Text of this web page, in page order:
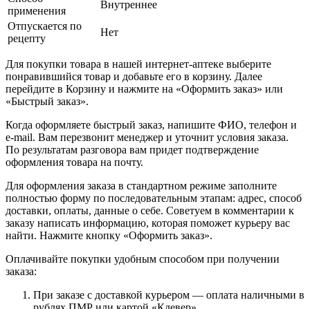
применения
Внутреннее
Отпускается по
рецепту
Нет
Для покупки товара в нашей интернет-аптеке выберите
понравившийся товар и добавьте его в корзину. Далее
перейдите в Корзину и нажмите на «Оформить заказ» или
«Быстрый заказ».
Когда оформляете быстрый заказ, напишите ФИО, телефон и
e-mail. Вам перезвонит менеджер и уточнит условия заказа.
По результатам разговора вам придет подтверждение
оформления товара на почту.
Для оформления заказа в стандартном режиме заполните
полностью форму по последовательным этапам: адрес, способ
доставки, оплаты, данные о себе. Советуем в комментарии к
заказу написать информацию, которая поможет курьеру вас
найти. Нажмите кнопку «Оформить заказ».
Оплачивайте покупки удобным способом при получении
заказа:
При заказе с доставкой курьером — оплата наличными в